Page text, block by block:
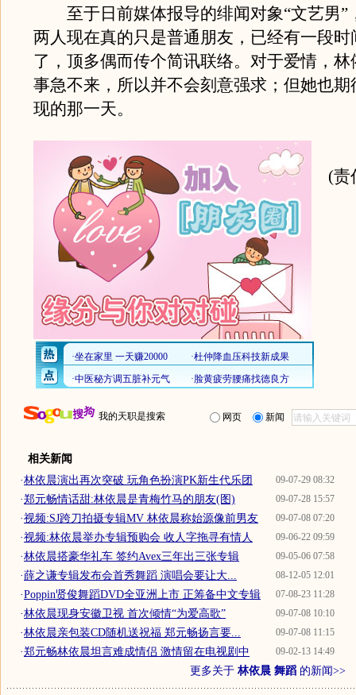
至于日前媒体报导的绯闻对象“文艺男”
两人现在真的只是普通朋友，已经有一段时
了，顶多偶而传个简讯联络。对于爱情，林
事急不来，所以并不会刻意强求；但她也期
现的那一天。
(责
我的天职是搜索 网页 新闻
相关新闻
09-07-29 08:32
·林依晨演出再次突破 玩角色扮演PK新生代乐团
09-07-28 15:57
·郑元畅情话甜:林依晨是青梅竹马的朋友(图)
09-07-08 07:20
·视频:SJ跨刀拍摄专辑MV 林依晨称始源像前男友
09-06-22 09:59
·视频:林依晨举办专辑预购会 收人字拖寻有情人
09-05-06 07:58
·林依晨搭豪华礼车 签约Avex三年出三张专辑
08-12-05 12:01
·薛之谦专辑发布会首秀舞蹈 演唱会要让大...
07-08-23 11:28
·Poppin贤俊舞蹈DVD全亚洲上市 正筹备中文专辑
09-07-08 10:10
·林依晨现身安徽卫视 首次倾情“为爱高歌”
09-07-08 11:15
·林依晨亲包装CD随机送祝福 郑元畅扬言要...
09-02-13 14:49
·郑元畅林依晨坦言难成情侣 激情留在电视剧中
更多关于 林依晨 舞蹈 的新闻>>